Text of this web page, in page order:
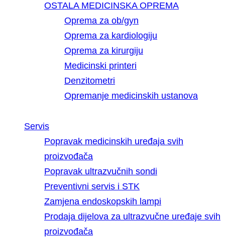
OSTALA MEDICINSKA OPREMA
Oprema za ob/gyn
Oprema za kardiologiju
Oprema za kirurgiju
Medicinski printeri
Denzitometri
Opremanje medicinskih ustanova
Servis
Popravak medicinskih uređaja svih
proizvođača
Popravak ultrazvučnih sondi
Preventivni servis i STK
Zamjena endoskopskih lampi
Prodaja dijelova za ultrazvučne uređaje svih
proizvođača